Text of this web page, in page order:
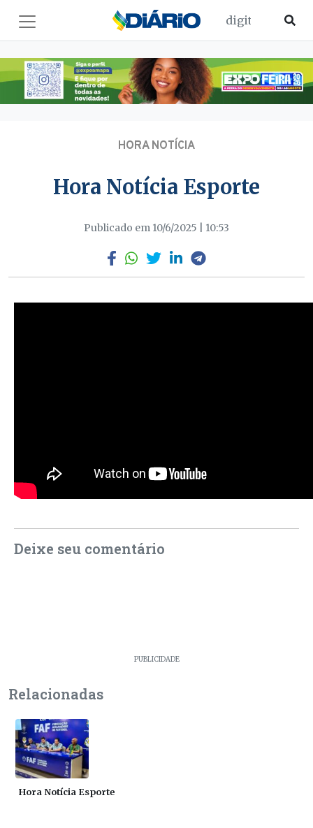
HORA NOTÍCIA
Hora Notícia Esporte
Publicado em 10/6/2025 | 10:53
Deixe seu comentário
PUBLICIDADE
Relacionadas
Hora Notícia Esporte